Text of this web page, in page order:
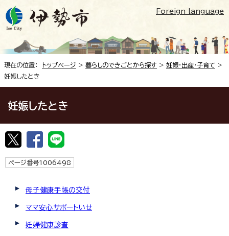
Foreign language
現在の位置： トップページ > 暮らしのできごとから探す > 妊娠・出産・子育て >
妊娠したとき
妊娠したとき
ページ番号1006498
母子健康手帳の交付
ママ安心サポートいせ
妊婦健康診査